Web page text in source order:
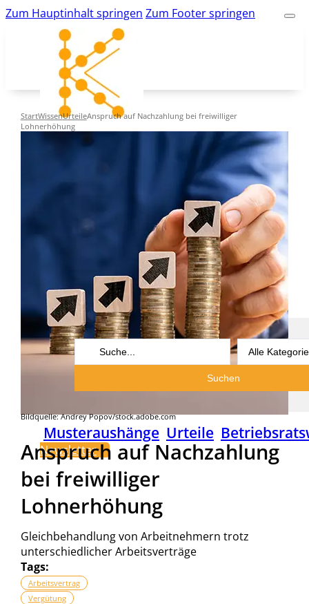
Zum Hauptinhalt springen Zum Footer springen
kk-bildung.de
Suche
Search
...
Suchen
Musteraushänge Urteile
Newsletter
StartWissenUrteileAnspruch auf Nachzahlung bei freiwilliger
Lohnerhöhung
Bildquelle: Andrey Popov/stock.adobe.com
Anspruch auf Nachzahlung
bei freiwilliger
Lohnerhöhung
Gleichbehandlung von Arbeitnehmern trotz
unterschiedlicher Arbeitsverträge
Tags:
Arbeitsvertrag
Vergütung